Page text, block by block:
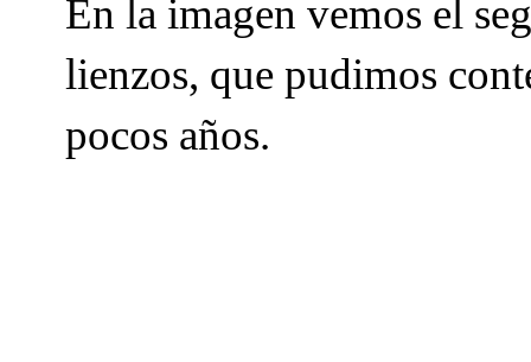
En la imagen vemos el
lienzos, que pudimos
pocos años.